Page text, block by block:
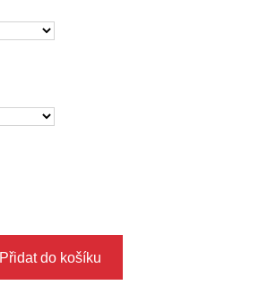
Přidat do košíku